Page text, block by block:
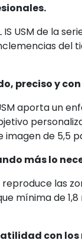
IS USM de la
del
preciso y
aporta un
de 5,5
más lo
las
mínima de
con